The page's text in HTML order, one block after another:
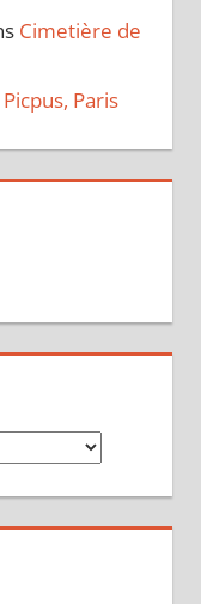
Cimetière de
Paris